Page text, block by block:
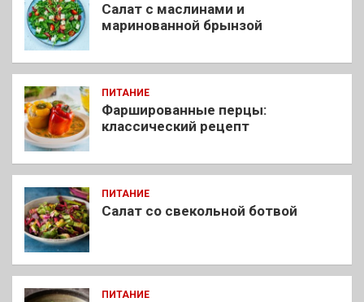
Салат с маслинами и
маринованной брынзой
ПИТАНИЕ
Фаршированные перцы:
классический рецепт
ПИТАНИЕ
Салат со свекольной ботвой
ПИТАНИЕ